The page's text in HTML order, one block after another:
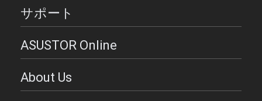
サポート
ASUSTOR Online
About Us